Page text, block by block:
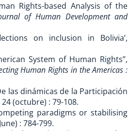
Rights-based Analysis of the
of Human Development and
on inclusion in Bolivia’,
System of Human Rights”,
Human Rights in the Americas :
las dinámicas de la Participación
24 (octubre) : 79-108.
paradigms or stabilising
: 784-799.